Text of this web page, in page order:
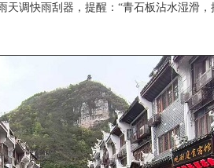
天调快雨刮器，提醒：“青石板沾水湿滑，